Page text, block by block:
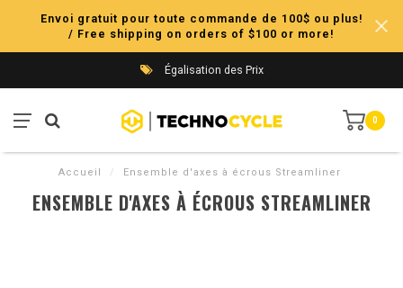
Envoi gratuit pour toute commande de 100$ ou plus!
/ Free shipping on orders of $100 or more!
Égalisation des Prix
0
Accueil / Ensemble d'axes à écrous Streamliner
ENSEMBLE D'AXES À ÉCROUS STREAMLINER